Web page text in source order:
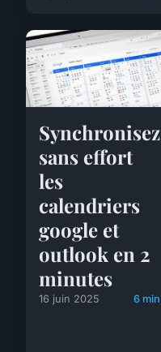
Synchronisez
sans effort
les
calendriers
google et
outlook en 2
minutes
16 juin 2025 6 min